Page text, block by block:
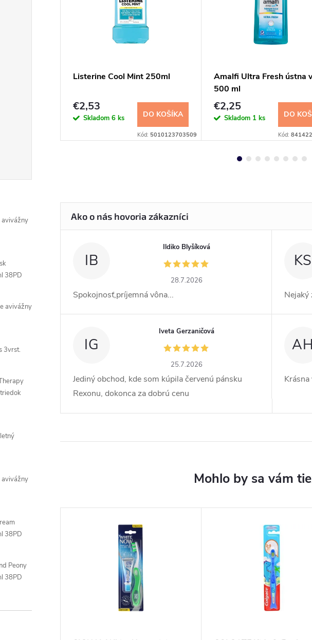
avivážny
38PD
avivážny
3vrst.
avivážny
38PD
Peony
38PD
Listerine Cool Mint 250ml
€2,53
Skladom 6 ks DO KOŠÍKA
Kód: 5010123703509
Amalfi Ultra Fresh ústna
500 ml
€2,25
Skladom 1 ks DO
Kód:
IB
Ildiko Blyšíková
28.7.2026
Spokojnosť,príjemná vôna...
KS
Nejaký
IG
Iveta Gerzaničová
25.7.2026
Jediný obchod, kde som kúpila červenú pánsku
Rexonu, dokonca za dobrú cenu
AH
Krásna